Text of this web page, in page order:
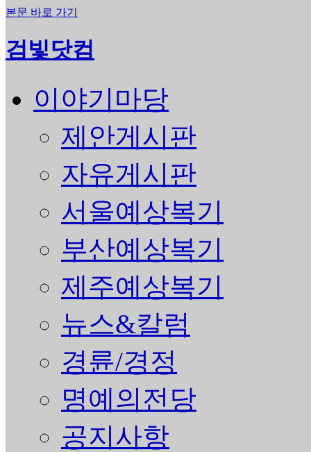
본문 바로 가기
검빛닷컴
이야기마당
제안게시판
자유게시판
서울예상복기
부산예상복기
제주예상복기
뉴스&칼럼
경륜/경정
명예의전당
공지사항